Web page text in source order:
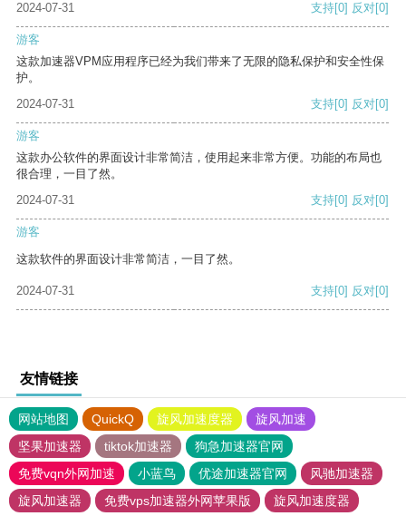
2024-07-31 支持[0] 反对[0]
游客
这款加速器VPM应用程序已经为我们带来了无限的隐私保护和安全性保
护。
2024-07-31
支持[0] 反对[0]
游客
这款办公软件的界面设计非常简洁，使用起来非常方便。功能的布局也
很合理，一目了然。
2024-07-31
支持[0] 反对[0]
游客
这款软件的界面设计非常简洁，一目了然。
2024-07-31 支持[0] 反对[0]
友情链接
网站地图 QuickQ 旋风加速度器
旋风加速
坚果加速器
tiktok加速器
狗急加速器官网
免费vqn外网加速
小蓝鸟 优途加速器官网
风驰加速器
旋风加速器
免费vps加速器外网苹果版
旋风加速度器